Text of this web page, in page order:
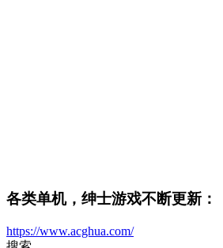
各类单机，绅士游戏不断更新：
https://www.acghua.com/